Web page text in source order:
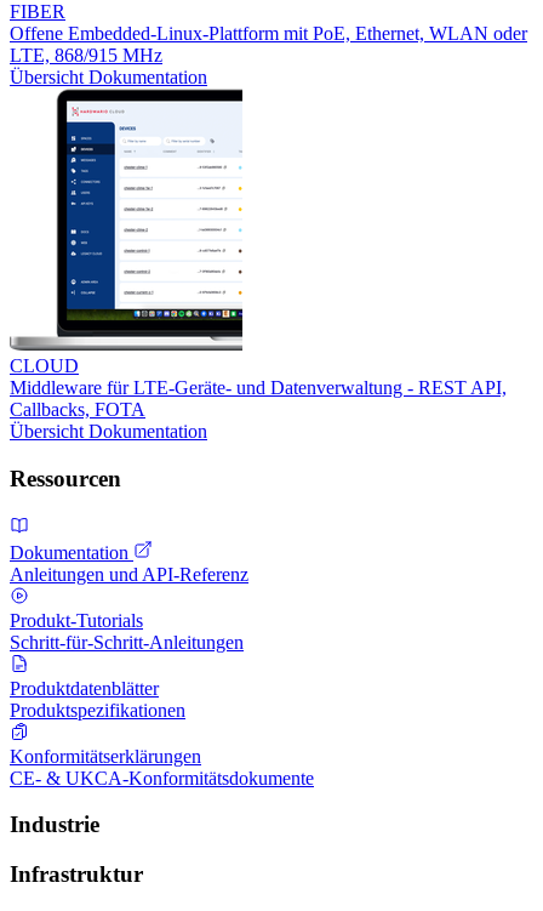
FIBER
Offene Embedded-Linux-Plattform mit PoE, Ethernet, WLAN oder
LTE, 868/915 MHz
Übersicht Dokumentation
CLOUD
Middleware für LTE-Geräte- und Datenverwaltung - REST API,
Callbacks, FOTA
Übersicht Dokumentation
Ressourcen
Dokumentation
Anleitungen und API-Referenz
Produkt-Tutorials
Schritt-für-Schritt-Anleitungen
Produktdatenblätter
Produktspezifikationen
Konformitätserklärungen
CE- & UKCA-Konformitätsdokumente
Industrie
Infrastruktur